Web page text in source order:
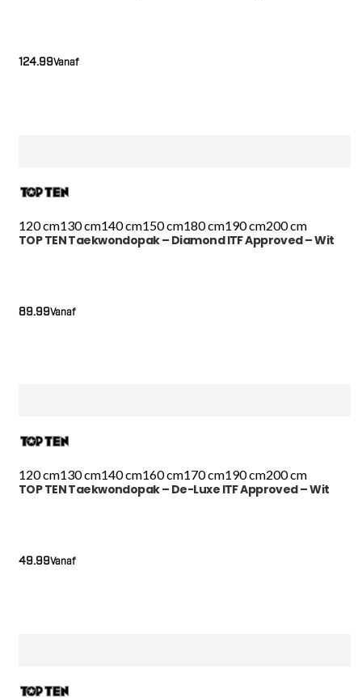
Vanaf
124.99
120 cm130 cm140 cm150 cm180 cm190 cm200 cm
TOP TEN Taekwondopak – Diamond ITF Approved – Wit
Vanaf
89.99
120 cm130 cm140 cm160 cm170 cm190 cm200 cm
TOP TEN Taekwondopak – De-Luxe ITF Approved – Wit
Vanaf
49.99